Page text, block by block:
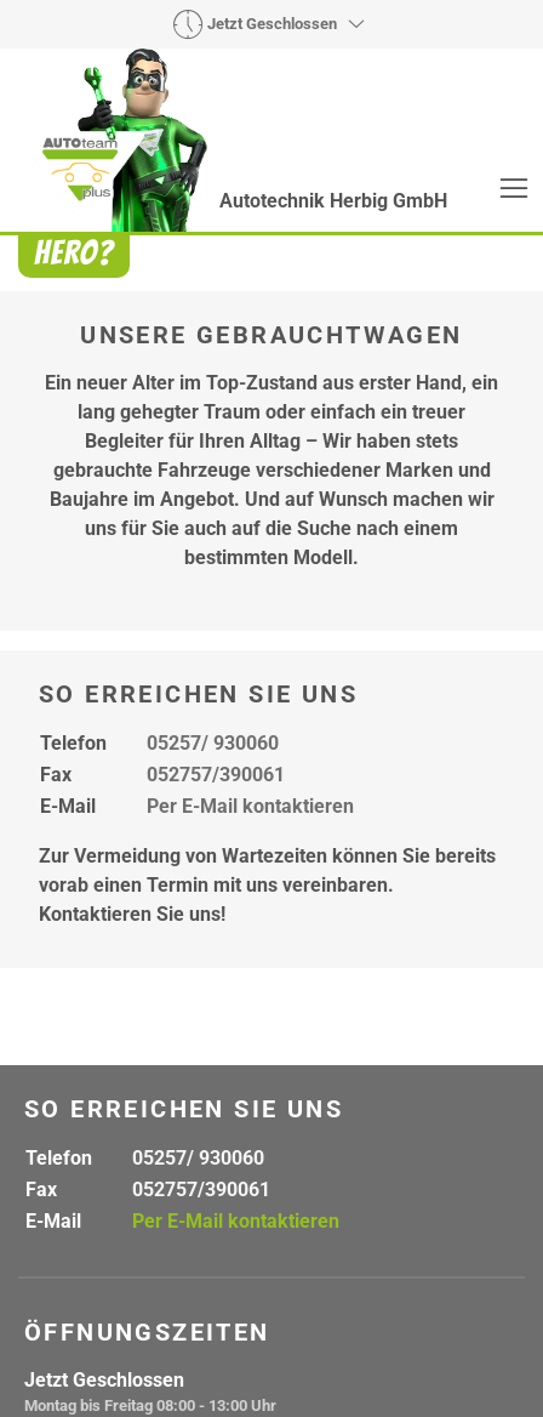
Jetzt Geschlossen
Autotechnik Herbig GmbH
Heroes? Findet man bei uns!
Wie auch wir bringen Handmaker Herby, Rollin‘
jeden Wagen wieder auf die Bahn.
hier
UNSERE GEBRAUCHTWAGEN
Ein neuer Alter im Top-Zustand aus erster Hand, ein
lang gehegter Traum oder einfach ein treuer
Begleiter für Ihren Alltag – Wir haben stets
gebrauchte Fahrzeuge verschiedener Marken und
Baujahre im Angebot. Und auf Wunsch machen wir
uns für Sie auch auf die Suche nach einem
bestimmten Modell.
SO ERREICHEN SIE UNS
Telefon
05257/ 930060
Fax
052757/390061
E-Mail
Per E-Mail kontaktieren
Zur Vermeidung von Wartezeiten können Sie bereits
vorab einen Termin mit uns vereinbaren.
Kontaktieren Sie uns!
SO ERREICHEN SIE UNS
Telefon
05257/ 930060
Fax
052757/390061
E-Mail
Per E-Mail kontaktieren
ÖFFNUNGSZEITEN
Jetzt Geschlossen
Montag bis Freitag 08:00 - 13:00 Uhr